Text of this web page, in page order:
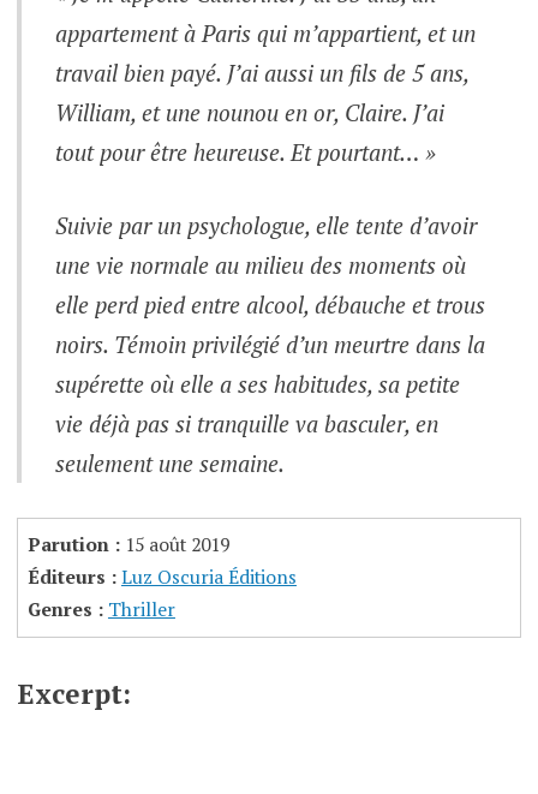
appartement à Paris qui m’appartient, et un
travail bien payé. J’ai aussi un fils de 5 ans,
William, et une nounou en or, Claire. J’ai
tout pour être heureuse. Et pourtant… »
Suivie par un psychologue, elle tente d’avoir
une vie normale au milieu des moments où
elle perd pied entre alcool, débauche et trous
noirs. Témoin privilégié d’un meurtre dans la
supérette où elle a ses habitudes, sa petite
vie déjà pas si tranquille va basculer, en
seulement une semaine.
Parution : 15 août 2019
Éditeurs :Luz Oscuria Éditions
Genres : Thriller
Excerpt: